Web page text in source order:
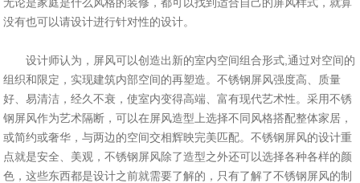
没有也可以请设计进行针对性的设计。
设计师认为，屏风可以创造出新的室内空间组合形式,通过对空间的
组织和限定，实现建筑内部空间的再塑造。不锈钢屏风强度高、质量
好、易清洁，经久不衰，使室内变得高端、富有现代艺术性。采用不锈
钢屏风作为艺术隔断，可以在屏风造型上选择不同风格搭配整体家居，
或简约或奢华，与两边的空间交相辉映完美匹配。不锈钢屏风的设计重
点就是安全、美观，不锈钢屏风除了造型之外还可以选择各种各样的颜
色，这些东西都是设计之前就需要了解的，只有了解了不锈钢屏风的制